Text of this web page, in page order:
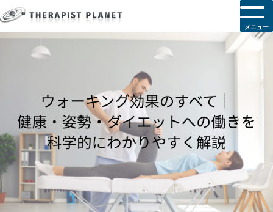
メニュー